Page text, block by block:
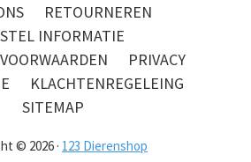
RETOURNEREN
INFORMATIE
PRIVACY
KLACHTENREGELEING
SITEMAP
© 2026 · 123 Dierenshop